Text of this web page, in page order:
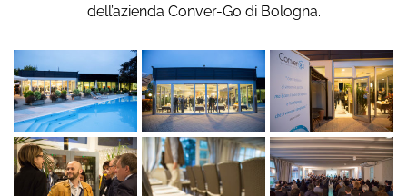
dell’azienda Conver-Go di Bologna.